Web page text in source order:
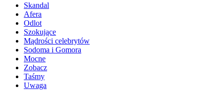
Skandal
Afera
Odlot
Szokujące
Mądrości celebrytów
Sodoma i Gomora
Mocne
Zobacz
Taśmy
Uwaga